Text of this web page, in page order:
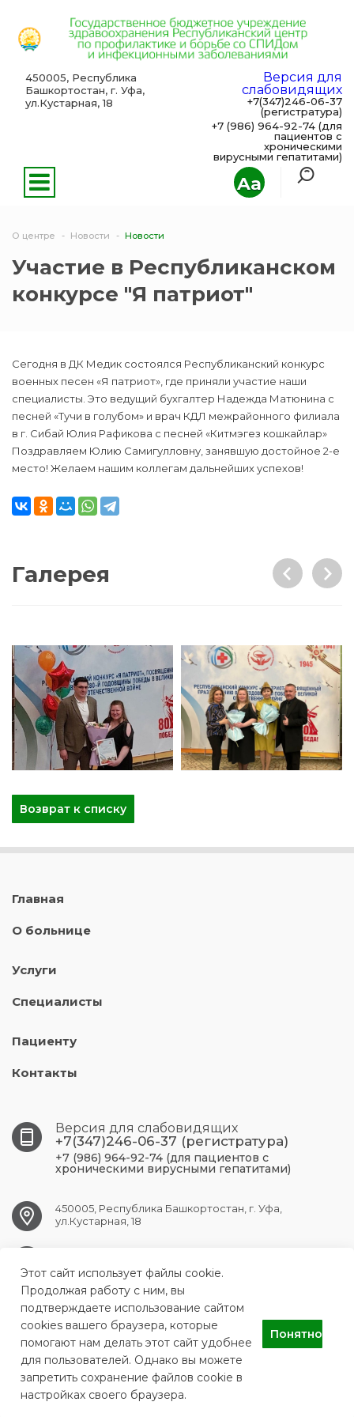
Aa
450005, Республика
Башкортостан, г. Уфа,
ул.Кустарная, 18
Версия для
слабовидящих
+7(347)246-06-37
(регистратура)
+7 (986) 964-92-74 (для
пациентов с
хроническими
вирусными гепатитами)
О центре Новости Новости
Участие в Республиканском
конкурсе "Я патриот"
Сегодня в ДК Медик состоялся Республиканский конкурс
военных песен «Я патриот», где приняли участие наши
специалисты. Это ведущий бухгалтер Надежда Матюнина с
песней «Тучи в голубом» и врач КДЛ межрайонного филиала
в г. Сибай Юлия Рафикова с песней «Китмэгез кошкайлар»
Поздравляем Юлию Самигулловну, занявшую достойное 2-е
место! Желаем нашим коллегам дальнейших успехов!
Галерея
Возврат к списку
Главная
О больнице
Услуги
Специалисты
Пациенту
Контакты
Версия для слабовидящих
+7(347)246-06-37 (регистратура)
+7 (986) 964-92-74 (для пациентов с
хроническими вирусными гепатитами)
450005, Республика Башкортостан, г. Уфа,
ул.Кустарная, 18
ГБУЗ Республиканский центр по профилактике и борьбе со
СПИДом и инфекционными заболеваниями
Этот сайт использует файлы cookie.
Продолжая работу с ним, вы
подтверждаете использование сайтом
cookies вашего браузера, которые
помогают нам делать этот сайт удобнее
для пользователей. Однако вы можете
запретить сохранение файлов cookie в
настройках своего браузера.
Понятно